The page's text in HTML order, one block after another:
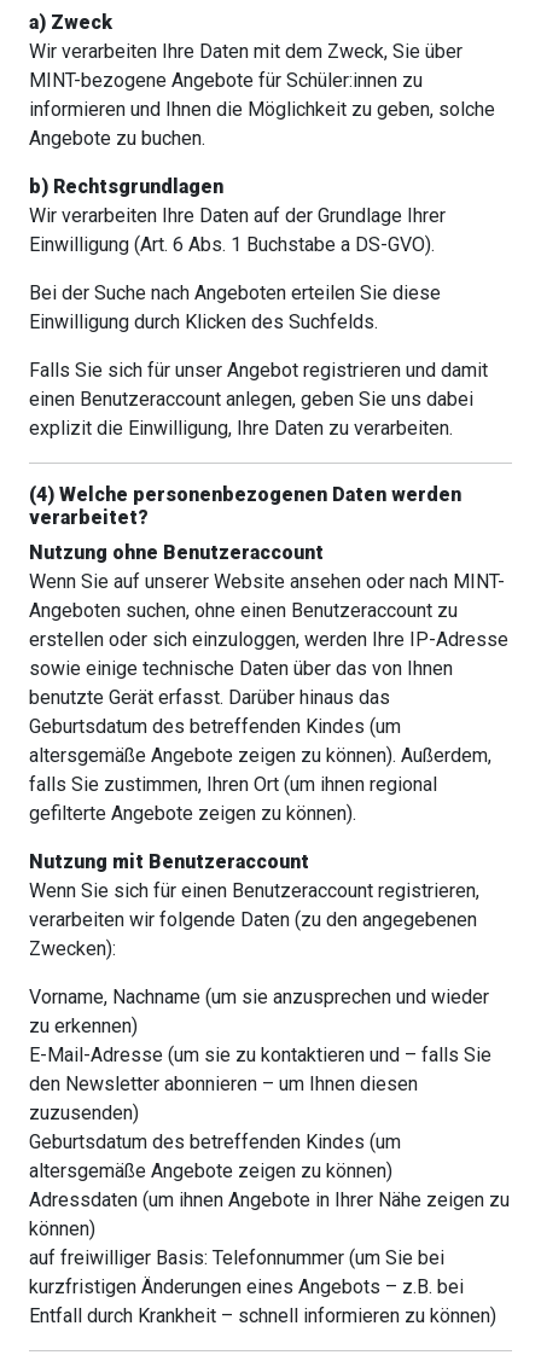
a) Zweck
Wir verarbeiten Ihre Daten mit dem Zweck, Sie über
MINT-bezogene Angebote für Schüler:innen zu
informieren und Ihnen die Möglichkeit zu geben, solche
Angebote zu buchen.
b) Rechtsgrundlagen
Wir verarbeiten Ihre Daten auf der Grundlage Ihrer
Einwilligung (Art. 6 Abs. 1 Buchstabe a DS-GVO).
Bei der Suche nach Angeboten erteilen Sie diese
Einwilligung durch Klicken des Suchfelds.
Falls Sie sich für unser Angebot registrieren und damit
einen Benutzeraccount anlegen, geben Sie uns dabei
explizit die Einwilligung, Ihre Daten zu verarbeiten.
(4) Welche personenbezogenen Daten werden
verarbeitet?
Nutzung ohne Benutzeraccount
Wenn Sie auf unserer Website ansehen oder nach MINT-
Angeboten suchen, ohne einen Benutzeraccount zu
erstellen oder sich einzuloggen, werden Ihre IP-Adresse
sowie einige technische Daten über das von Ihnen
benutzte Gerät erfasst. Darüber hinaus das
Geburtsdatum des betreffenden Kindes (um
altersgemäße Angebote zeigen zu können). Außerdem,
falls Sie zustimmen, Ihren Ort (um ihnen regional
gefilterte Angebote zeigen zu können).
Nutzung mit Benutzeraccount
Wenn Sie sich für einen Benutzeraccount registrieren,
verarbeiten wir folgende Daten (zu den angegebenen
Zwecken):
Vorname, Nachname (um sie anzusprechen und wieder
zu erkennen)
E-Mail-Adresse (um sie zu kontaktieren und – falls Sie
den Newsletter abonnieren – um Ihnen diesen
zuzusenden)
Geburtsdatum des betreffenden Kindes (um
altersgemäße Angebote zeigen zu können)
Adressdaten (um ihnen Angebote in Ihrer Nähe zeigen zu
können)
auf freiwilliger Basis: Telefonnummer (um Sie bei
kurzfristigen Änderungen eines Angebots – z.B. bei
Entfall durch Krankheit – schnell informieren zu können)